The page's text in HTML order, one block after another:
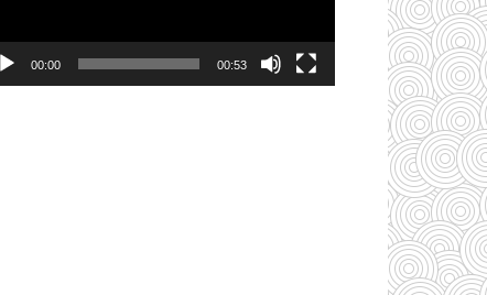
00:00 00:53